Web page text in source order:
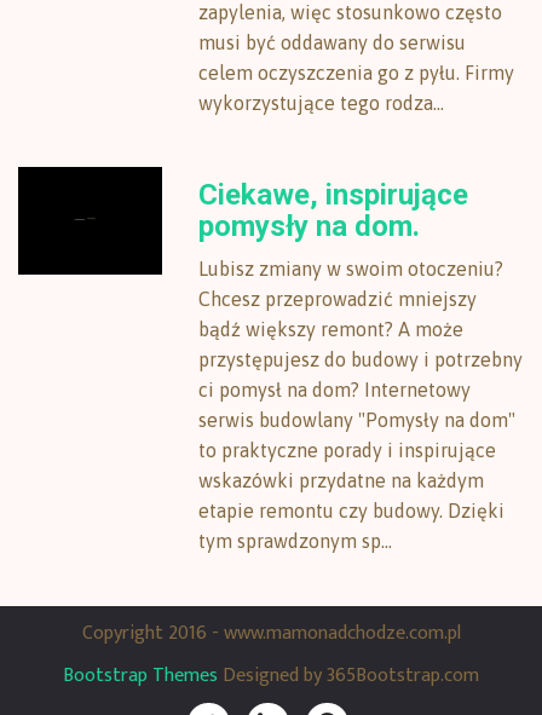
zapylenia, więc stosunkowo często
musi być oddawany do serwisu
celem oczyszczenia go z pyłu. Firmy
wykorzystujące tego rodza...
Ciekawe, inspirujące
pomysły na dom.
Lubisz zmiany w swoim otoczeniu?
Chcesz przeprowadzić mniejszy
bądź większy remont? A może
przystępujesz do budowy i potrzebny
ci pomysł na dom? Internetowy
serwis budowlany "Pomysły na dom"
to praktyczne porady i inspirujące
wskazówki przydatne na każdym
etapie remontu czy budowy. Dzięki
tym sprawdzonym sp...
Copyright 2016 - www.mamonadchodze.com.pl
Bootstrap Themes Designed by 365Bootstrap.com